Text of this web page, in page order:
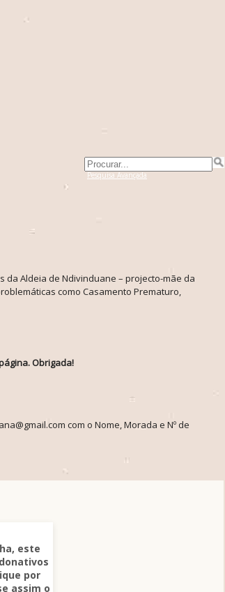
Pesquisa Avançada
da Aldeia de Ndivinduane – projecto-mãe da
como Casamento Prematuro,
Obrigada!
com o Nome, Morada e Nº de